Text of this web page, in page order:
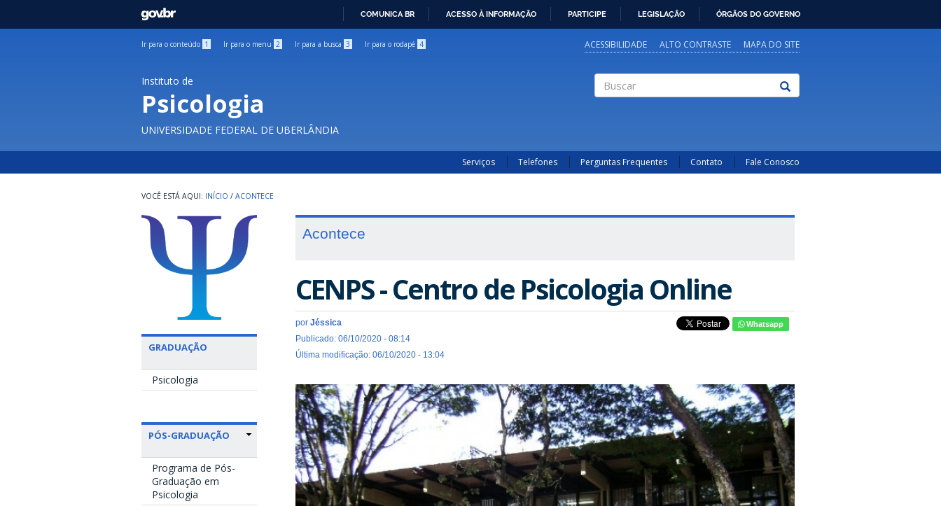
GOVBR
COMUNICA BR ACESSO À INFORMAÇÃO PARTICIPE LEGISLAÇÃO ÓRGÃOS DO GOVERNO
Ir para o conteúdo 1 Ir para o menu 2 Ir para a busca 3 Ir para o rodapé 4 ACESSIBILIDADE ALTO CONTRASTE MAPA DO SITE
Instituto de
Psicologia
UNIVERSIDADE FEDERAL DE UBERLÂNDIA
Serviços Telefones Perguntas Frequentes Contato Fale Conosco
INÍCIO / ACONTECE
GRADUAÇÃO
Psicologia
PÓS-GRADUAÇÃO
Programa de Pós-
Graduação em
Psicologia
Acontece
CENPS - Centro de Psicologia Online
por Jéssica
Publicado: 06/10/2020 - 08:14
Última modificação: 06/10/2020 - 13:04
Whatsapp